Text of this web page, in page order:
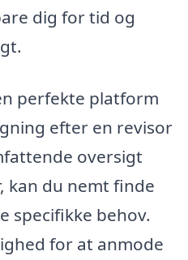
dig for tid og
perfekte platform
efter en revisor
oversigt
kan du nemt finde
specifikke behov.
for at anmode